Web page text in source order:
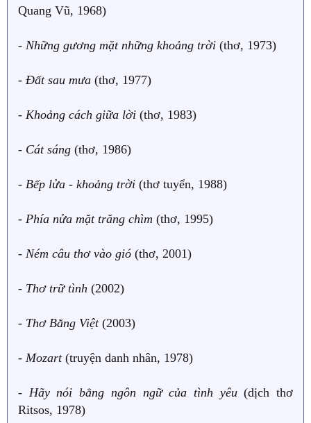
Quang Vũ, 1968)
- Những gương mặt những khoảng trời (thơ, 1973)
- Đất sau mưa (thơ, 1977)
- Khoảng cách giữa lời (thơ, 1983)
- Cát sáng (thơ, 1986)
- Bếp lửa - khoảng trời (thơ tuyển, 1988)
- Phía nửa mặt trăng chìm (thơ, 1995)
- Ném câu thơ vào gió (thơ, 2001)
- Thơ trữ tình (2002)
- Thơ Bằng Việt(2003)
- Mozart(truyện danh nhân, 1978)
- Hãy nói bằng ngôn ngữ của tình yêu(dịch thơ
Ritsos, 1978)